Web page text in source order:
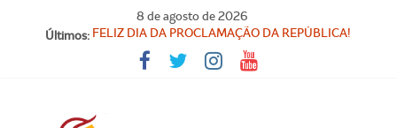
8 de agosto de 2026
Últimos: FELIZ DIA DA PROCLAMAÇÃO DA REPÚBLICA!
Parabéns, Convocados!
Feliz dia do Professor!
SINDICATO FORTE, VOCÊ FORTE!